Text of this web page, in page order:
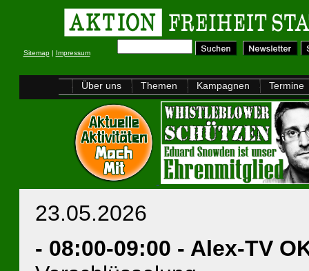
Sitemap| Impressum
Über uns Themen Kampagnen Termine
23.05.2026
- 08:00-09:00 - Alex-TV